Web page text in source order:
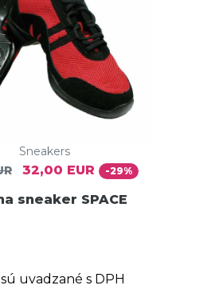
Sneakers
32,00 EUR -29%
sneaker SPACE
uvadzané s DPH